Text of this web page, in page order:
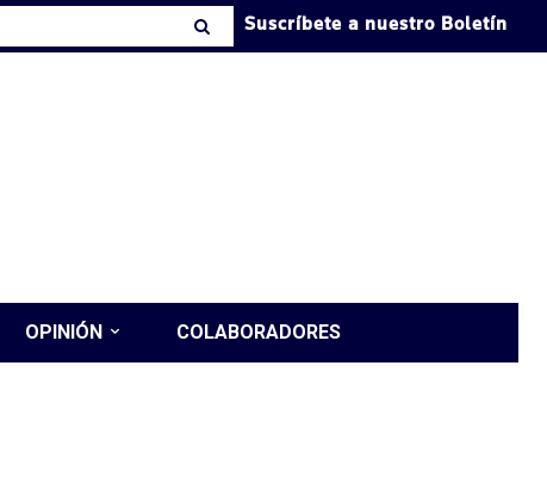
Suscríbete a nuestro Boletín
OPINIÓN COLABORADORES